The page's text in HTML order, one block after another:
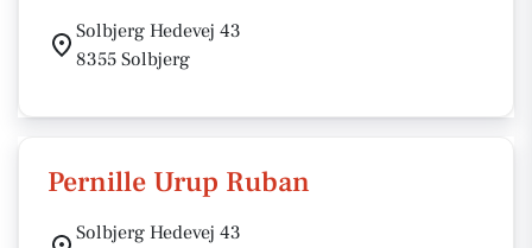
Solbjerg Hedevej 43
8355 Solbjerg
Pernille Urup Ruban
Solbjerg Hedevej 43